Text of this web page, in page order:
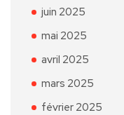
juin 2025
mai 2025
avril 2025
mars 2025
février 2025